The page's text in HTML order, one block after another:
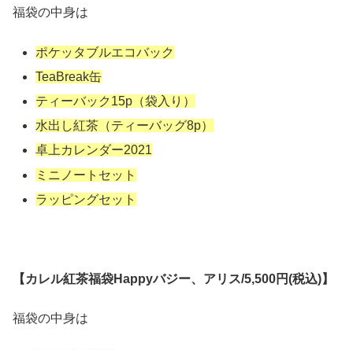
福袋の中身は
ポケッタブルエコバック
TeaBreak缶
ティーバック15p（袋入り）
水出し紅茶（ティーバッグ8p）
卓上カレンダー2021
ミニノートセット
ラッピングセット
【カレル紅茶福袋Happyバジー、アリス/5,500円(税込)】
福袋の中身は